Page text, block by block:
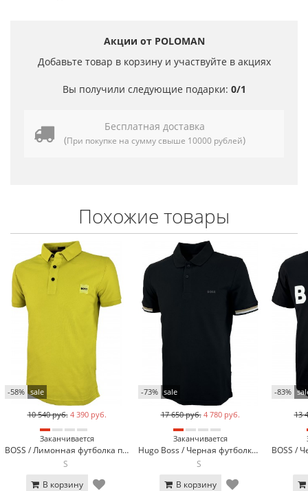
Акции от POLOMAN
Добавьте товар в корзину и участвуйте в акциях
Вы получили следующие подарки: 0/1
Бесплатная доставка
(При покупке на сумму свыше 10000 рублей)
Похожие товары
-58% sale
10 540 руб. 4 390 руб.
Заканчивается
BOSS / Лимонная футболка поло BOSS 13-923-24
S
В корзину
-73% sale
17 650 руб. 4 780 руб.
Заканчивается
Hugo Boss / Черная футболка поло Hugo Boss 1103-1
S
В корзину
-83%
13